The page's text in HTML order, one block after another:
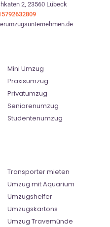
2, 23560 Lübeck
Mini Umzug
Praxisumzug
Privatumzug
Seniorenumzug
Studentenumzug
Transporter mieten
Umzug mit Aquarium
Umzugshelfer
Umzugskartons
Umzug Travemünde